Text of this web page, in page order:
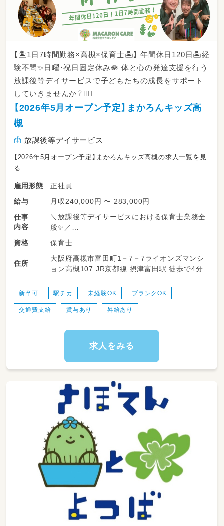
【🏝️1日7時間勤務×高槻×保育士🏝️】 年間休日120日🏝️経
験不問✨日曜・祝日固定休み🪷 体と心の発達支援を行う
放課後等デイサービスで子どもたちの成長をサポート
していきませんか？🙆‍♂️
【2026年5月オープン予定】まかろんキッズ高
槻
放課後等デイサービス
【2026年5月オープン予定】まかろんキッズ高槻の求人一覧を見
る
雇用形態
正社員
給与
月収240,000円 〜 283,000円
仕事
内容
＼放課後等デイサービスにおける保育士業務全
般✨／
学校やご家庭での日常生活に困りごとを抱える
お子さんに、運動を中心に身体の発達を促して
いきます！
＜具体的内容📝＞
・軽度の障がい児への保育、教育業務
・担当者会議での支援の方向性の調整
・児童の送迎など（自動車免許有資格者）
・レクリエーションあり
【就業場所の変更の範囲：会社の定める場所】
資格 保育士
住所
大阪府高槻市富田町1－7－7ライオンズマンシ
ョン高槻107 JR京都線 摂津富田駅 徒歩で4分
新卒可 駅チカ 未経験OK ブランクOK
交通費支給 賞与あり 昇給あり
求人をみる